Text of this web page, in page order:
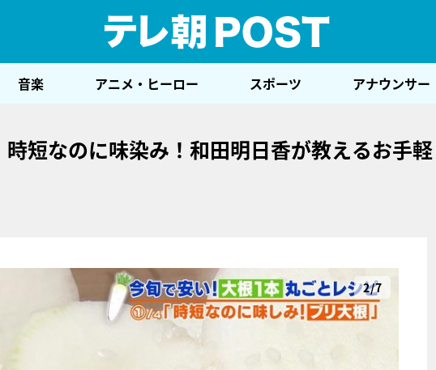
音楽 アニメ・ヒーロー スポーツ アナウンサー
時短なのに味染み！和田明日香が教えるお手軽
2/7